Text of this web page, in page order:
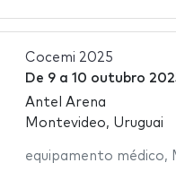
Cocemi 2025
De 9a 10 outubro
Antel Arena
Montevideo, Uruguai
equipamento médico,